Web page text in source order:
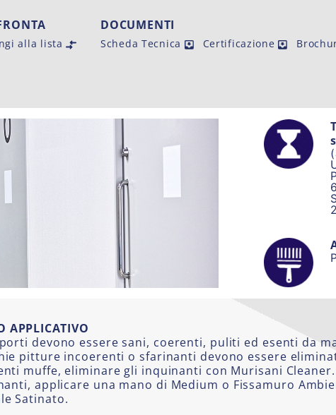
alla lista
DOCUMENTI
Scheda Tecnica Certificazione
APPLICATIVO
devono essere sani, coerenti, puliti ed esenti da
pitture incoerenti o sfarinanti devono essere
muffe, eliminare gli inquinanti con Murisani
applicare una mano di Medium o Fissamuro
Satinato.